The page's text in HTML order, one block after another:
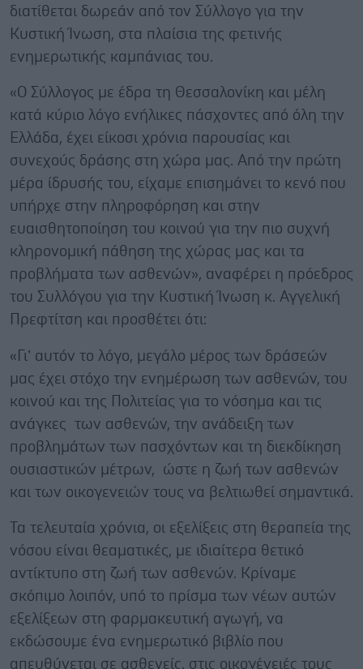
διατίθεται δωρεάν από τον Σύλλογο για την
Κυστική Ίνωση, στα πλαίσια της φετινής
ενημερωτικής καμπάνιας του.
«Ο Σύλλογος με έδρα τη Θεσσαλονίκη και μέλη
κατά κύριο λόγο ενήλικες πάσχοντες από όλη την
Ελλάδα, έχει είκοσι χρόνια παρουσίας και
συνεχούς δράσης στη χώρα μας. Από την πρώτη
μέρα ίδρυσής του, είχαμε επισημάνει το κενό που
υπήρχε στην πληροφόρηση και στην
ευαισθητοποίηση του κοινού για την πιο συχνή
κληρονομική πάθηση της χώρας μας και τα
προβλήματα των ασθενών», αναφέρει η πρόεδρος
του Συλλόγου για την Κυστική Ίνωση κ. Αγγελική
Πρεφτίτση και προσθέτει ότι:
«Γι’ αυτόν το λόγο, μεγάλο μέρος των δράσεών
μας έχει στόχο την ενημέρωση των ασθενών, του
κοινού και της Πολιτείας για το νόσημα και τις
ανάγκες των ασθενών, την ανάδειξη των
προβλημάτων των πασχόντων και τη διεκδίκηση
ουσιαστικών μέτρων, ώστε η ζωή των ασθενών
και των οικογενειών τους να βελτιωθεί σημαντικά.
Τα τελευταία χρόνια, οι εξελίξεις στη θεραπεία της
νόσου είναι θεαματικές, με ιδιαίτερα θετικό
αντίκτυπο στη ζωή των ασθενών. Κρίναμε
σκόπιμο λοιπόν, υπό το πρίσμα των νέων αυτών
εξελίξεων στη φαρμακευτική αγωγή, να
εκδώσουμε ένα ενημερωτικό βιβλίο που
απευθύνεται σε ασθενείς, στις οικογένειές τους